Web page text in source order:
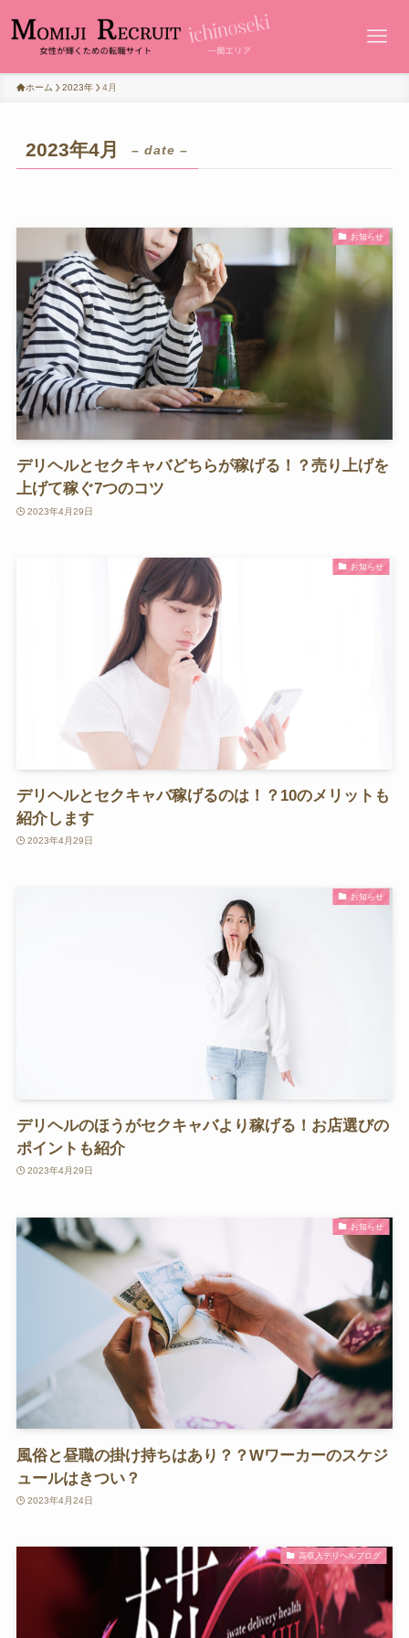
ホーム 2023年 4月
2023年4月 – date –
お知らせ
デリヘルとセクキャバどちらが稼げる！？売り上げを
上げて稼ぐ7つのコツ
2023年4月29日
お知らせ
デリヘルとセクキャバ稼げるのは！？10のメリットも
紹介します
2023年4月29日
お知らせ
デリヘルのほうがセクキャバより稼げる！お店選びの
ポイントも紹介
2023年4月29日
お知らせ
風俗と昼職の掛け持ちはあり？？Wワーカーのスケジ
ュールはきつい？
2023年4月24日
高収入デリヘルブログ